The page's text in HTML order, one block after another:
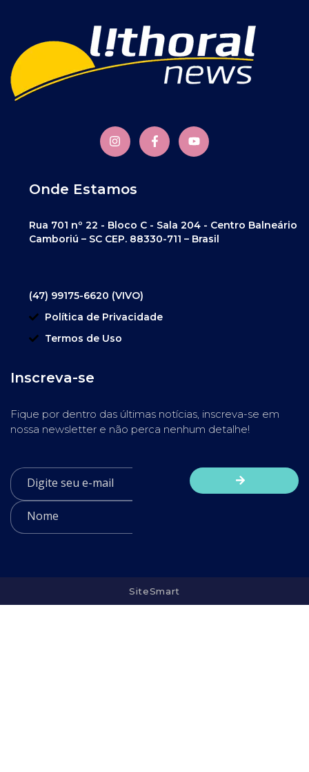
Onde Estamos
Rua 701 nº 22 - Bloco C - Sala 204 - Centro Balneário
Camboriú – SC CEP. 88330-711 – Brasil
(47) 99175-6620 (VIVO)
Política de Privacidade
Termos de Uso
Inscreva-se
Fique por dentro das últimas notícias, inscreva-se em
nossa newsletter e não perca nenhum detalhe!
SiteSmart